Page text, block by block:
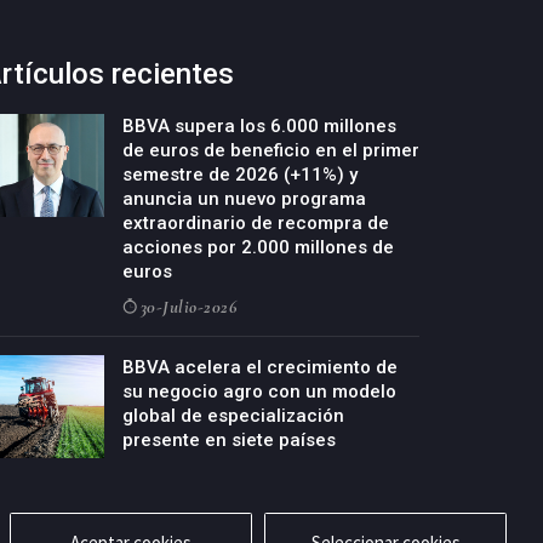
recientes
BBVA supera los 6.000 millones
de euros de beneficio en el primer
semestre de 2026 (+11%) y
anuncia un nuevo programa
extraordinario de recompra de
acciones por 2.000 millones de
euros
30-Julio-2026
BBVA acelera el crecimiento de
su negocio agro con un modelo
global de especialización
presente en siete países